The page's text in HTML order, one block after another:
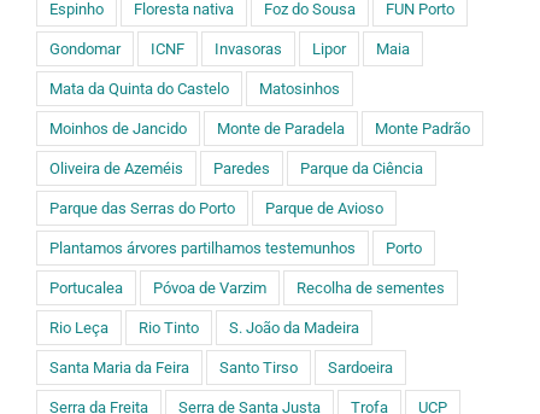
Espinho Floresta nativa Foz do Sousa FUN Porto
Gondomar ICNF Invasoras Lipor Maia
Mata da Quinta do Castelo Matosinhos
Moinhos de Jancido Monte de Paradela Monte Padrão
Oliveira de Azeméis Paredes Parque da Ciência
Parque das Serras do Porto Parque de Avioso
Plantamos árvores partilhamos testemunhos Porto
Portucalea Póvoa de Varzim Recolha de sementes
Rio Leça Rio Tinto S. João da Madeira
Santa Maria da Feira Santo Tirso Sardoeira
Serra da Freita Serra de Santa Justa Trofa UCP